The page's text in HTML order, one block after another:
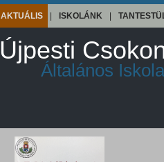
AKTUÁLIS ISKOLÁNK
Újpesti
Általános